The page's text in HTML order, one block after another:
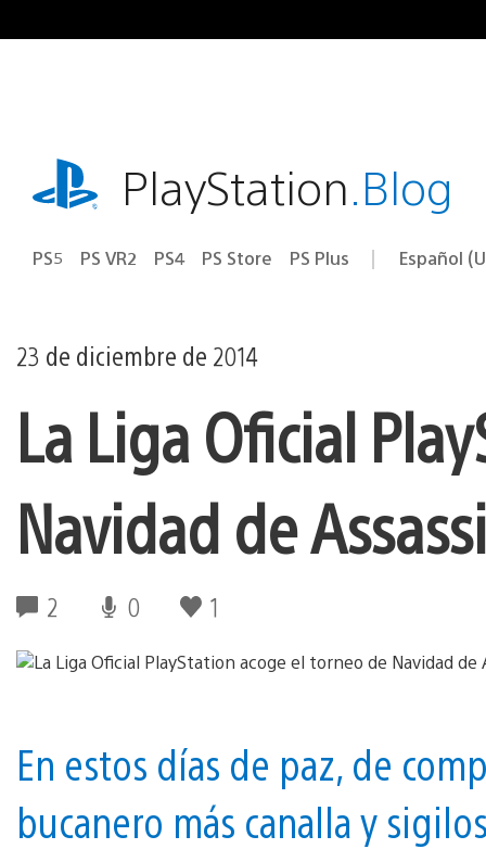
al
playstation.comPlayStation.Blog
PS5 PS VR2 PS4 PS Store PS Plus Región
Español
23 de diciembre de 2014
La Liga Oficial
Navidad de
2 0 1
En estos días de paz, de
bucanero más canalla y